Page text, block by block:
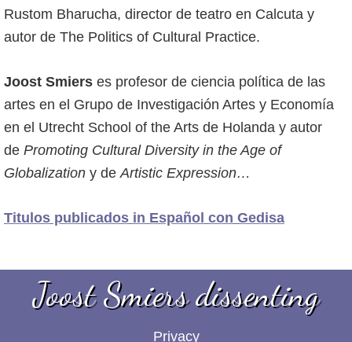
Rustom Bharucha, director de teatro en Calcuta y
autor de The Politics of Cultural Practice.
Joost Smiers es profesor de ciencia política de las
artes en el Grupo de Investigación Artes y Economía
en el Utrecht School of the Arts de Holanda y autor
de Promoting Cultural Diversity in the Age of
Globalization y de Artistic Expression…
Titulos publicados in Español con Gedisa
Joost Smiers dissenting
Privacy